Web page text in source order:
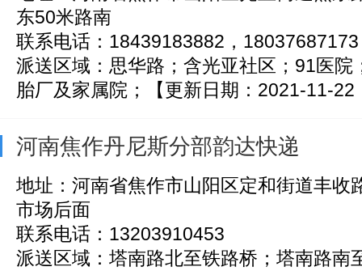
东50米路南
联系电话：18439183882，18037687173‬
派送区域：思华路；含光亚社区；91医院
胎厂及家属院；【更新日期：2021-11-
河南焦作丹尼斯分部韵达快递
地址：河南省焦作市山阳区定和街道丰收
市场后面
联系电话：13203910453
派送区域：塔南路北至铁路桥；塔南路南